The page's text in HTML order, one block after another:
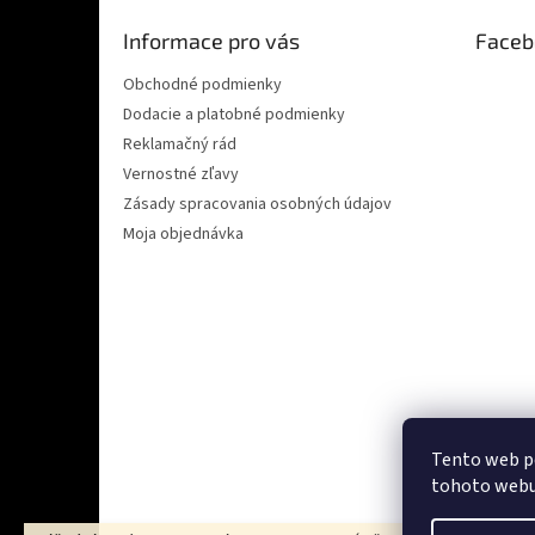
Tento web
tohoto
Informace pro vás
Obchodné podmienky
Dodacie a platobné podmienky
Reklamačný rád
Vernostné zľavy
Zásady spracovania osobných údajov
Moja objednávka
Ověřeno